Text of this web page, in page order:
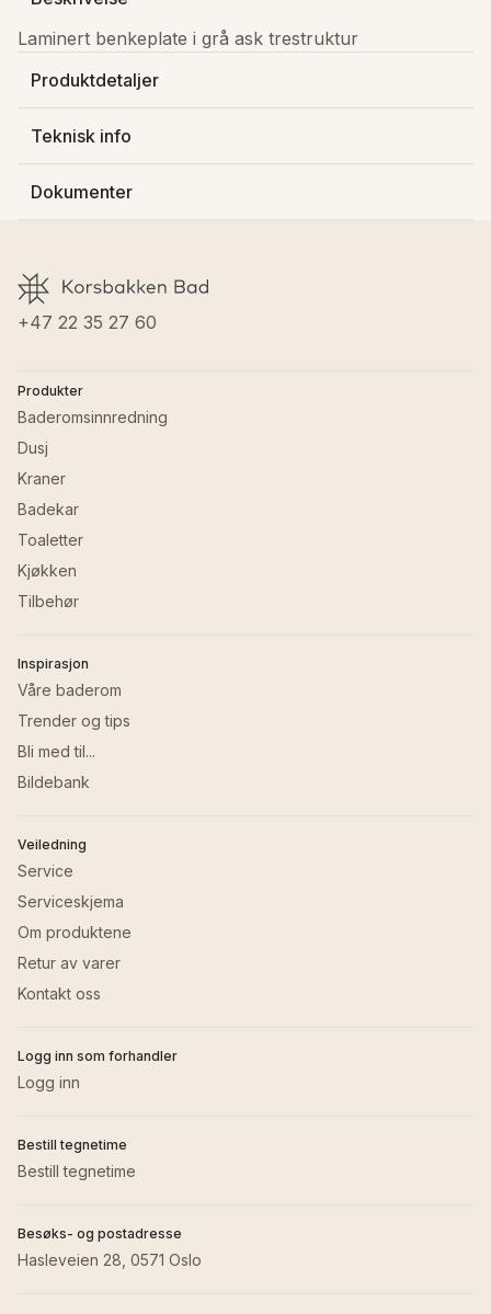
Laminert benkeplate i grå ask trestruktur
Produktdetaljer
Varenummer:
Lagerstatus:På lager
GTIN :7072458005251
Teknisk info
Bredde:61 cm
Materiale baderomsmøbler
Dokumenter
+47 22 35 27 60
Produkter
Baderomsinnredning
Dusj
Kraner
Badekar
Toaletter
Kjøkken
Tilbehør
Inspirasjon
Våre baderom
Trender og tips
Bli med til...
Bildebank
Veiledning
Service
Serviceskjema
Om produktene
Retur av varer
Kontakt oss
Logg inn som forhandler
Logg inn
Bestill tegnetime
Bestill tegnetime
Besøks- og postadresse
Hasleveien 28, 0571 Oslo